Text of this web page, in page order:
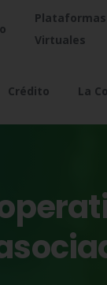
Plataformas
Virtuales
Crédito La